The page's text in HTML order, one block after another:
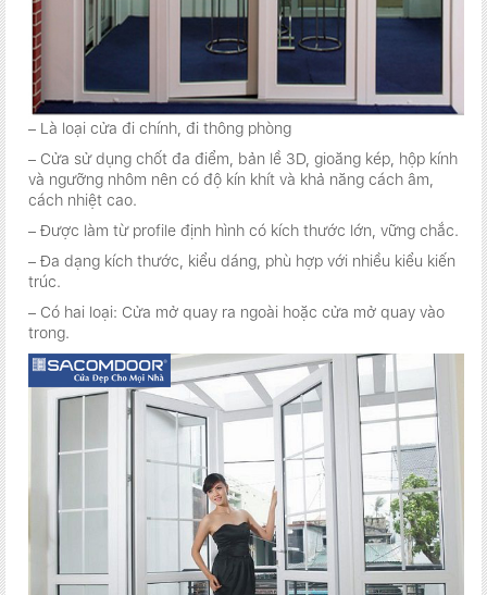
– Là loại cửa đi chính, đi thông phòng
– Cửa sử dụng chốt đa điểm, bản lề 3D, gioăng kép, hộp kính
và ngưỡng nhôm nên có độ kín khít và khả năng cách âm,
cách nhiệt cao.
– Được làm từ profile định hình có kích thước lớn, vững chắc.
– Đa dạng kích thước, kiểu dáng, phù hợp với nhiều kiểu kiến
trúc.
– Có hai loại: Cửa mở quay ra ngoài hoặc cửa mở quay vào
trong.